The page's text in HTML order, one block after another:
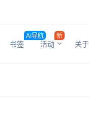
书签
AI导航
活动
新
关于